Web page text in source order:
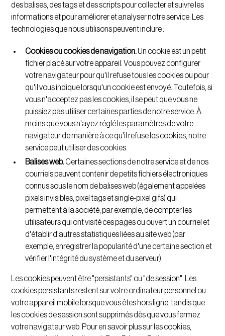
des balises, des tags et des scripts pour collecter et suivre les
informations et pour améliorer et analyser notre service. Les
technologies que nous utilisons peuvent inclure :
Cookies ou cookies de navigation.Un cookie est un petit
fichier placé sur votre appareil. Vous pouvez configurer
votre navigateur pour qu'il refuse tous les cookies ou pour
qu'il vous indique lorsqu'un cookie est envoyé. Toutefois, si
vous n'acceptez pas les cookies, il se peut que vous ne
puissiez pas utiliser certaines parties de notre service. À
moins que vous n'ayez réglé les paramètres de votre
navigateur de manière à ce qu'il refuse les cookies, notre
service peut utiliser des cookies.
Balises web.Certaines sections de notre service et de nos
courriels peuvent contenir de petits fichiers électroniques
connus sous le nom de balises web (également appelées
pixels invisibles, pixel tags et single-pixel gifs) qui
permettent à la société, par exemple, de compter les
utilisateurs qui ont visité ces pages ou ouvert un courriel et
d'établir d'autres statistiques liées au site web (par
exemple, enregistrer la popularité d'une certaine section et
vérifier l'intégrité du système et du serveur).
Les cookies peuvent être "persistants" ou "de session". Les
cookies persistants restent sur votre ordinateur personnel ou
votre appareil mobile lorsque vous êtes hors ligne, tandis que
les cookies de session sont supprimés dès que vous fermez
votre navigateur web. Pour en savoir plus sur les cookies,